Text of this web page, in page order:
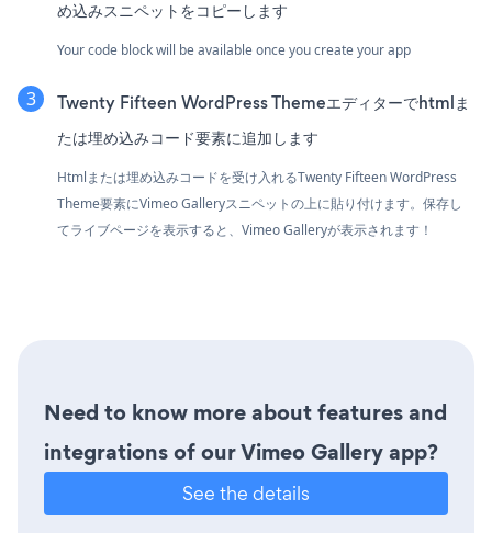
め込みスニペットをコピーします
Your code block will be available once you create your app
Twenty Fifteen WordPress Themeエディターでhtmlま
たは埋め込みコード要素に追加します
Htmlまたは埋め込みコードを受け入れるTwenty Fifteen WordPress
Theme要素にVimeo Galleryスニペットの上に貼り付けます。保存し
てライブページを表示すると、Vimeo Galleryが表示されます！
Need to know more about features and
integrations of our Vimeo Gallery app?
See the details